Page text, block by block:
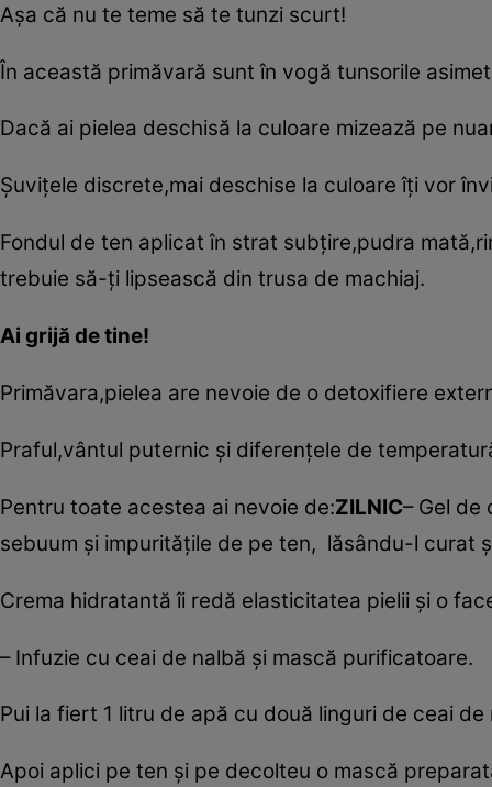
Aşa că nu te teme să te tunzi scurt!
În această primăvară sunt în vogă tunsorile
Dacă ai pielea deschisă la culoare mizează pe
Şuviţele discrete,mai deschise la culoare îţi vor
Fondul de ten aplicat în strat subţire,pudra
trebuie să-ţi lipsească din trusa de machiaj.
Ai grijă de tine!
Primăvara,pielea are nevoie de o detoxifiere
Praful,vântul puternic şi diferenţele de
Pentru toate acestea ai nevoie de:ZILNIC– Gel de
sebuum şi impurităţile de pe ten, lăsându-l curat
Crema hidratantă îi redă elasticitatea pielii şi o
– Infuzie cu ceai de nalbă şi mască purificatoare.
Pui la fiert 1 litru de apă cu două linguri de ceai
Apoi aplici pe ten şi pe decolteu o mască